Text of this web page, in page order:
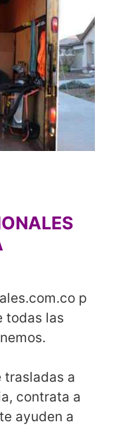
p
todas las
trasladas a
contrata a
ayuden a